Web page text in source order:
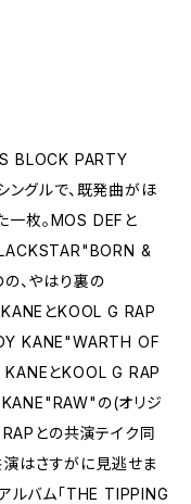
BLOCK PARTY
ングルで、既発曲がほ
一枚。MOS DEFと
&
、やはり裏の
とKOOL G RAP
KANE"WARTH OF
とKOOL G RAP
の(オリジ
との共演テイク同
演はさすがに見逃せま
ルバム「THE TIPPING